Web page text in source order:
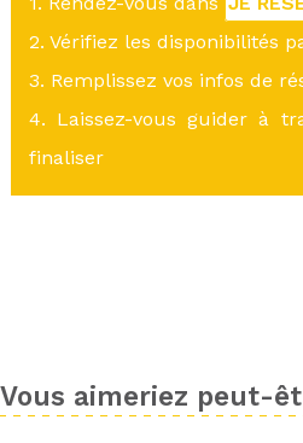
2. Vérifiez les disponibilités
3. Remplissez vos infos de
4. Laissez-vous guider à
finaliser
Vous aimeriez peut-